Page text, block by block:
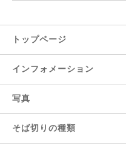
トップページ
インフォメーション
写真
そば切りの種類